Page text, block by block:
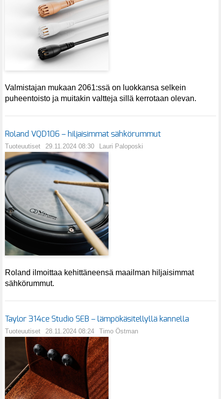
Valmistajan mukaan 2061:ssä on luokkansa selkein
puheentoisto ja muitakin valtteja sillä kerrotaan olevan.
Roland VQD106 – hiljaisimmat sähkörummut
Tuoteuutiset 29.11.2024 08:30 Lauri Paloposki
Roland ilmoittaa kehittäneensä maailman hiljaisimmat
sähkörummut.
Taylor 314ce Studio SEB – lämpökäsitellyllä kannella
Tuoteuutiset 28.11.2024 08:24 Timo Östman